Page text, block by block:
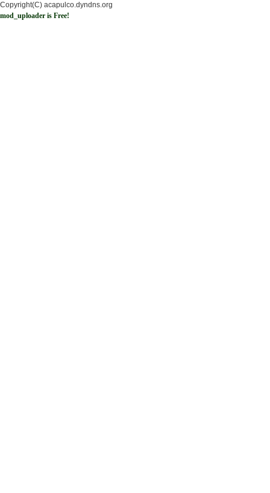
Copyright(C) acapulco.dyndns.org
mod_uploader is Free!